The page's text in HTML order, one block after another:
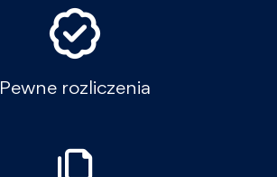
Pewne rozliczenia